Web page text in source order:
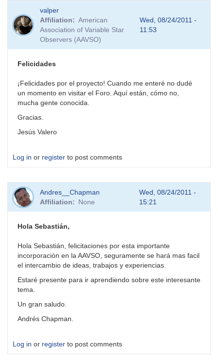
valper
Affiliation
American
Association of Variable Star
Observers (AAVSO)
Wed, 08/24/2011 -
11:53
Felicidades
¡Felicidades por el proyecto! Cuando me enteré no dudé
un momento en visitar el Foro. Aquí están, cómo no,
mucha gente conocida.
Gracias.
Jesús Valero
Log in or register to post comments
Andres__Chapman
Affiliation
None
Wed, 08/24/2011 -
15:21
Hola Sebastián,
Hola Sebastián, felicitaciones por esta importante
incorporación en la AAVSO, seguramente se hará mas facil
el intercambio de ideas, trabajos y experiencias.
Estaré presente para ir aprendiendo sobre este interesante
tema.
Un gran saludo.
Andrés Chapman.
Log in or register to post comments